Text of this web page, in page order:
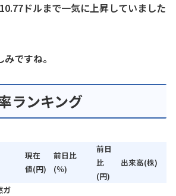
ドルまで一気に上昇していました
ですね。
ランキング
現在
値(円)
前日比
(％)
前日
比
(円)
出来高(株)
ガ